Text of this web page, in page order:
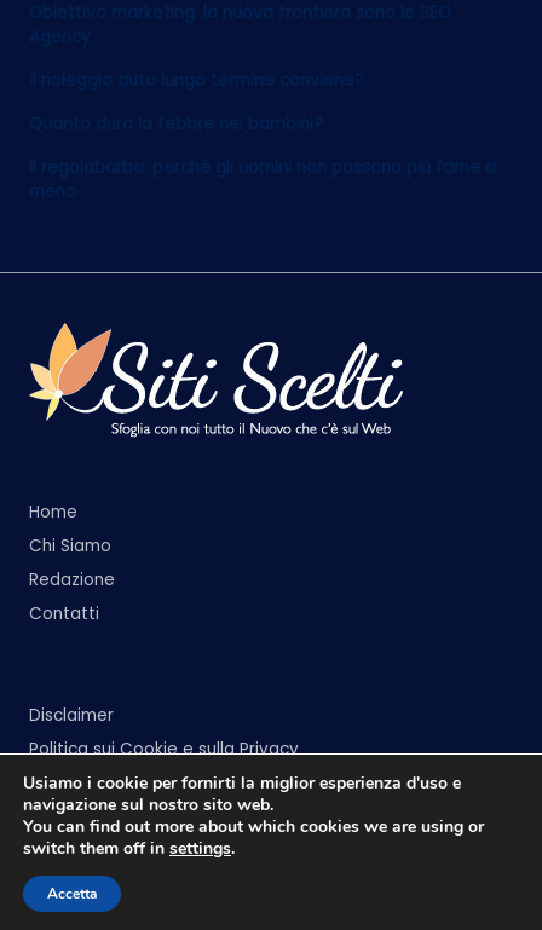
Obiettivo marketing: la nuova frontiera sono le SEO
Agency
Il noleggio auto lungo termine conviene?
Quanto dura la febbre nei bambini?
Il regolabarba: perché gli uomini non possono più farne a
meno
Home
Chi Siamo
Redazione
Contatti
Disclaimer
Politica sui Cookie e sulla Privacy
Usiamo i cookie per fornirti la miglior esperienza d'uso e
navigazione sul nostro sito web.
You can find out more about which cookies we are using or
switch them off in settings.
Accetta